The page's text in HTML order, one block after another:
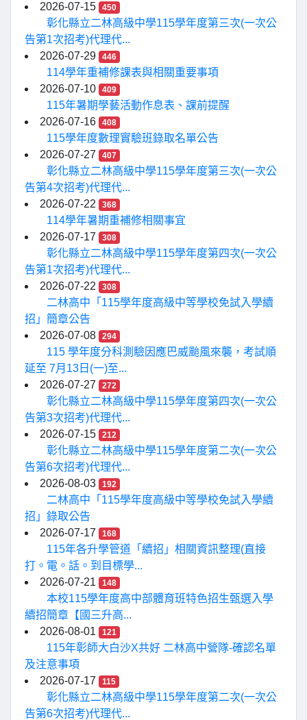
2026-07-15
450
彰化縣立二林高級中學115學年度第三次(一次公
告第1次招考)代理代...
2026-07-29
446
114學年重補修課表與相關重要事項
2026-07-10
409
115年暑期學藝活動作息表、課前提醒
2026-07-16
408
115學年度數理實驗班錄取名單公告
2026-07-27
407
彰化縣立二林高級中學115學年度第三次(一次公
告第4次招考)代理代...
2026-07-22
368
114學年暑期重補修相關事宜
2026-07-17
308
彰化縣立二林高級中學115學年度第四次(一次公
告第1次招考)代理代...
2026-07-22
308
二林高中「115學年度高級中等學校免試入學續
招」簡章公告
2026-07-08
294
115 學年度分科測驗因應巴威颱風來襲，考試順
延至 7月13日(一)至...
2026-07-27
272
彰化縣立二林高級中學115學年度第四次(一次公
告第3次招考)代理代...
2026-07-15
212
彰化縣立二林高級中學115學年度第二次(一次公
告第6次招考)代理代...
2026-08-03
192
二林高中「115學年度高級中等學校免試入學續
招」錄取公告
2026-07-17
168
115年各升學管道「續招」相關資訊整理(直接
打。電。話。到目標學...
2026-07-21
148
本校115學年度高中部體育班特色招生甄選入學
續招簡章【國三升高...
2026-08-01
121
115年彰師大白沙X共好 二林高中營隊-確認名單
及注意事項
2026-07-17
115
彰化縣立二林高級中學115學年度第二次(一次公
告第6次招考)代理代...